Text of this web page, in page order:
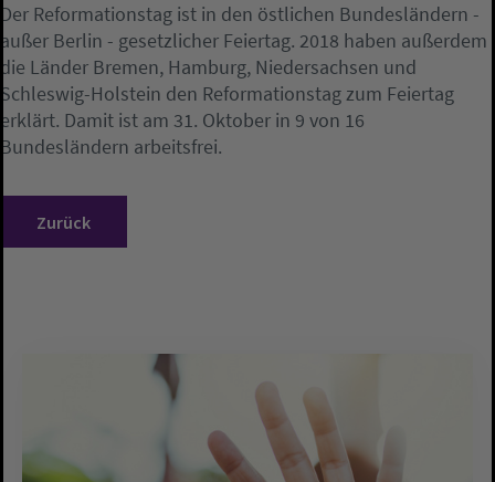
Der Reformationstag ist in den östlichen Bundesländern -
außer Berlin - gesetzlicher Feiertag. 2018 haben außerdem
die Länder Bremen, Hamburg, Niedersachsen und
Schleswig-Holstein den Reformationstag zum Feiertag
erklärt. Damit ist am 31. Oktober in 9 von 16
Bundesländern arbeitsfrei.
Zurück